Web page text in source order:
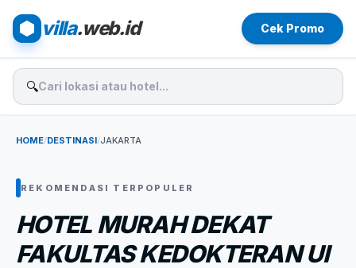
villa.web.id Cek Promo
🔍
HOME/DESTINASI/JAKARTA
REKOMENDASI TERPOPULER
HOTEL MURAH DEKAT
FAKULTAS KEDOKTERAN UI